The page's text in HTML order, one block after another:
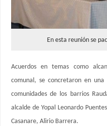
En esta reunión se
Acuerdos en temas como
comunal, se concretaron en
comunidades de los barrios
alcalde de Yopal Leonardo
Casanare, Alirio Barrera.